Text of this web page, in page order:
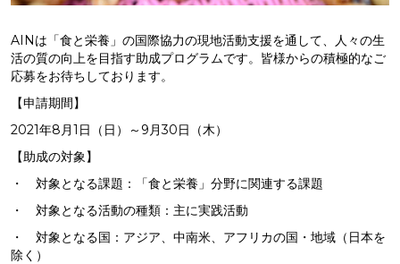
AINは「食と栄養」の国際協力の現地活動支援を通して、人々の生
活の質の向上を目指す助成プログラムです。皆様からの積極的なご
応募をお待ちしております。
【申請期間】
2021年8 月1 日（日）～ 9 月30日（木）
【助成の対象】
・ 対象となる課題：「食と栄養」分野に関連する課題
・ 対象となる活動の種類：主に実践活動
・ 対象となる国：アジア、中南米、アフリカの国・地域（日本を
除く）